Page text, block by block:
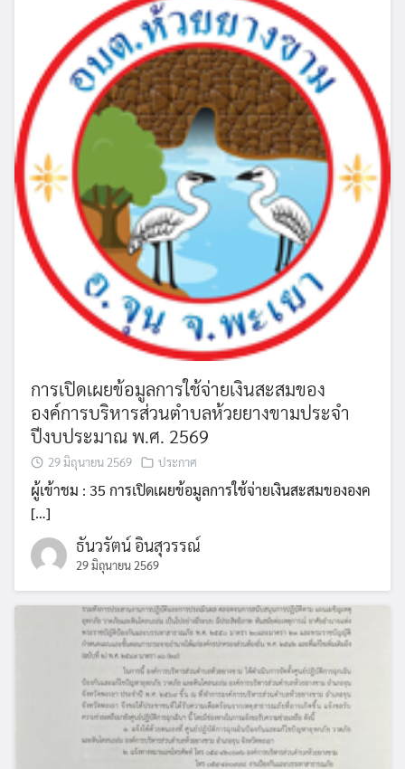
Search
Search
การเปิดเผยข้อมูลการใช้จ่ายเงินสะสมของ
องค์การบริหารส่วนตำบลห้วยยางขามประจำ
ปีงบประมาณ พ.ศ. 2569
29 มิถุนายน 2569 ประกาศ
ผู้เข้าชม : 35 การเปิดเผยข้อมูลการใช้จ่ายเงินสะสมขององค
[…]
ธันวรัตน์ อินสุวรรณ์
29 มิถุนายน 2569